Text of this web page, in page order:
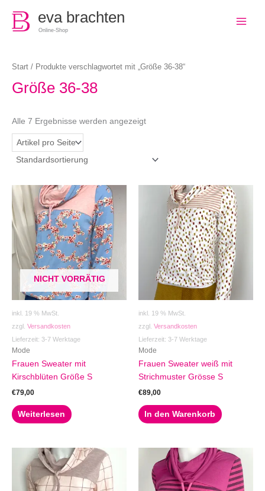
eva brachten
Online-Shop
Start / Produkte verschlagwortet mit „Größe 36-38“
Größe 36-38
Alle 7 Ergebnisse werden angezeigt
NICHT VORRÄTIG
inkl. 19 % MwSt.
zzgl. Versandkosten
Lieferzeit: 3-7 Werktage
Mode
Frauen Sweater mit
Kirschblüten Größe S
€79,00
Weiterlesen
inkl. 19 % MwSt.
zzgl. Versandkosten
Lieferzeit: 3-7 Werktage
Mode
Frauen Sweater weiß mit
Strichmuster Grösse S
€89,00
In den Warenkorb